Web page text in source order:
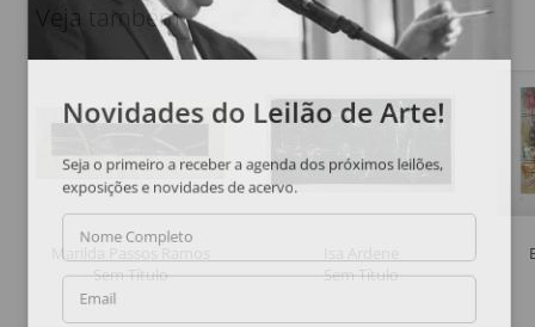
Veja também
Marilda Passos Ramos
Sem Título
Sem Título
Novidades do Leilão de Arte!
Seja o primeiro a receber a agenda dos próximos leilões,
exposições e novidades de acervo.
Nome Completo
Email